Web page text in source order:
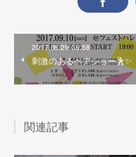
2017.08.29 08:58
刺激のあるヘアショー🕺✨
関連記事